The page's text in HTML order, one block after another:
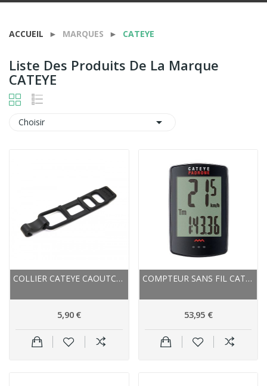
ACCUEIL MARQUES CATEYE
Liste Des Produits De La Marque
CATEYE
Choisir 
COLLIER CATEYE CAOUTCHOUC SUPPORT FEU ARRIÈRE...
5,90 €
COMPTEUR SANS FIL CATEYE PADRONE WIRELESS...
53,95 €